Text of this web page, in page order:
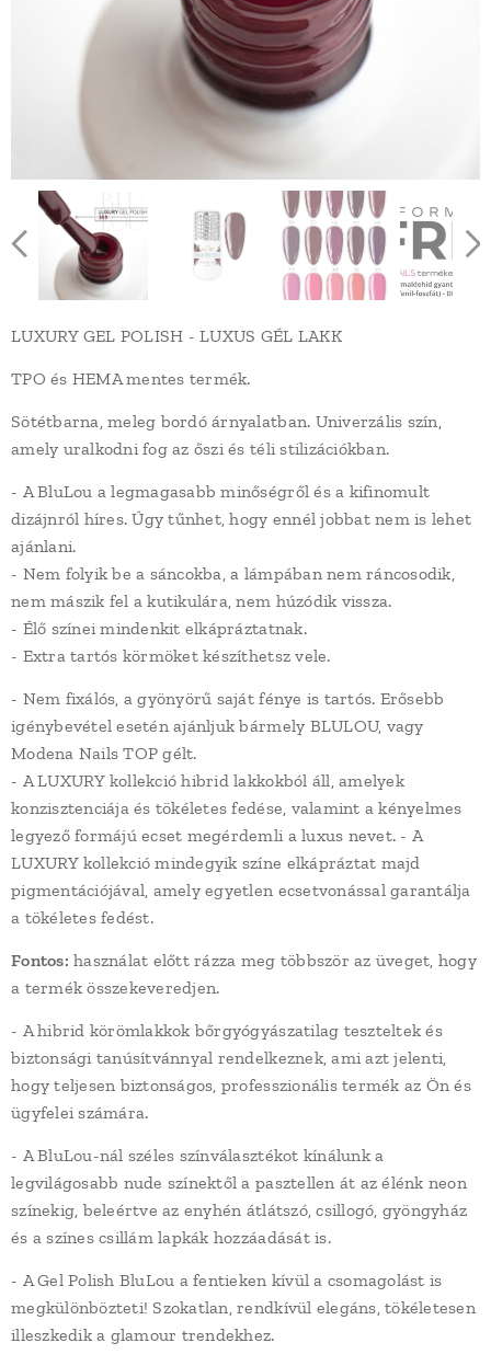
LUXURY GEL POLISH - LUXUS GÉL LAKK
TPO és HEMA mentes termék.
Sötétbarna, meleg bordó árnyalatban. Univerzális szín,
amely uralkodni fog az őszi és téli stilizációkban.
- A BluLou a legmagasabb minőségről és a kifinomult
dizájnról híres. Úgy tűnhet, hogy ennél jobbat nem is lehet
ajánlani.
- Nem folyik be a sáncokba, a lámpában nem ráncosodik,
nem mászik fel a kutikulára, nem húzódik vissza.
- Élő színei mindenkit elkápráztatnak.
- Extra tartós körmöket készíthetsz vele.
- Nem fixálós, a gyönyörű saját fénye is tartós. Erősebb
igénybevétel esetén ajánljuk bármely BLULOU, vagy
Modena Nails TOP gélt.
- A LUXURY kollekció hibrid lakkokból áll, amelyek
konzisztenciája és tökéletes fedése, valamint a kényelmes
legyező formájú ecset megérdemli a luxus nevet. - A
LUXURY kollekció mindegyik színe elkápráztat majd
pigmentációjával, amely egyetlen ecsetvonással garantálja
a tökéletes fedést.
Fontos: használat előtt rázza meg többször az üveget, hogy
a termék összekeveredjen.
- A hibrid körömlakkok bőrgyógyászatilag teszteltek és
biztonsági tanúsítvánnyal rendelkeznek, ami azt jelenti,
hogy teljesen biztonságos, professzionális termék az Ön és
ügyfelei számára.
- A BluLou-nál széles színválasztékot kínálunk a
legvilágosabb nude színektől a pasztellen át az élénk neon
színekig, beleértve az enyhén átlátszó, csillogó, gyöngyház
és a színes csillám lapkák hozzáadását is.
- A Gel Polish BluLou a fentieken kívül a csomagolást is
megkülönbözteti! Szokatlan, rendkívül elegáns, tökéletesen
illeszkedik a glamour trendekhez.